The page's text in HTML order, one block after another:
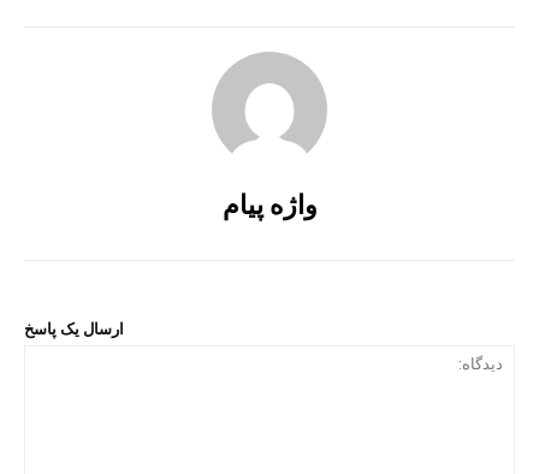
واژه پیام
ارسال یک پاسخ